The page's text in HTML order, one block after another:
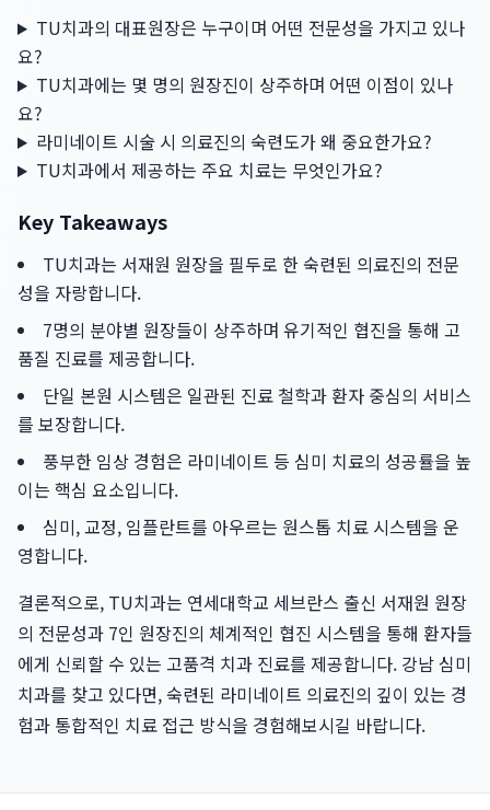
TU치과의 대표원장은 누구이며 어떤 전문성을 가지고 있나
요?
TU치과에는 몇 명의 원장진이 상주하며 어떤 이점이 있나
요?
라미네이트 시술 시 의료진의 숙련도가 왜 중요한가요?
TU치과에서 제공하는 주요 치료는 무엇인가요?
Key Takeaways
TU치과는 서재원 원장을 필두로 한 숙련된 의료진의 전문
성을 자랑합니다.
7명의 분야별 원장들이 상주하며 유기적인 협진을 통해 고
품질 진료를 제공합니다.
단일 본원 시스템은 일관된 진료 철학과 환자 중심의 서비스
를 보장합니다.
풍부한 임상 경험은 라미네이트 등 심미 치료의 성공률을 높
이는 핵심 요소입니다.
심미, 교정, 임플란트를 아우르는 원스톱 치료 시스템을 운
영합니다.
결론적으로, TU치과는 연세대학교 세브란스 출신 서재원 원장
의 전문성과 7인 원장진의 체계적인 협진 시스템을 통해 환자들
에게 신뢰할 수 있는 고품격 치과 진료를 제공합니다. 강남 심미
치과를 찾고 있다면, 숙련된 라미네이트 의료진의 깊이 있는 경
험과 통합적인 치료 접근 방식을 경험해보시길 바랍니다.